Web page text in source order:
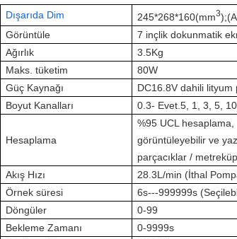
Dışarıda Dim 245*268*160(mm3);
Görüntüle
7 inçlik dokunmatik
Ağırlık
3.5Kg
Maks. tüketim
80W
Güç Kaynağı
DC16.8V dahili lityum
Boyut Kanalları
0.3- Evet.5, 1, 3, 5,
Hesaplama
%95 UCL
görüntüleyebilir ve
parçacıklar /
Akış Hızı
28.3L/min (İthal
Örnek süresi
6s---999999s
Döngüler
0-99
Bekleme Zamanı
0-9999s